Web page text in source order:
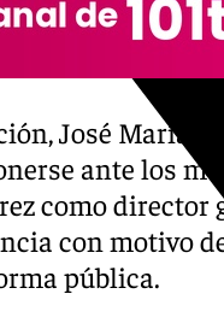
José María
ante los
como
con motivo
pública.